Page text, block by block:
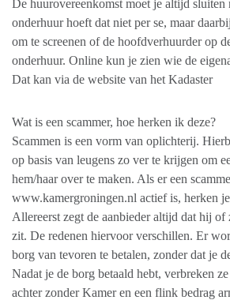
De huurovereenkomst moet je altijd sluiten
onderhuur hoeft dat niet per se, maar
om te screenen of de hoofdverhuurder op
onderhuur. Online kun je zien wie de
Dat kan via de website van het Kadaster
Wat is een scammer, hoe herken ik deze?
Scammen is een vorm van oplichterij.
op basis van leugens zo ver te krijgen om
hem/haar over te maken. Als er een
www.kamergroningen.nl actief is, herken
Allereerst zegt de aanbieder altijd dat hij
zit. De redenen hiervoor verschillen. Er
borg van tevoren te betalen, zonder dat je
Nadat je de borg betaald hebt, verbreken
achter zonder Kamer en een flink bedrag